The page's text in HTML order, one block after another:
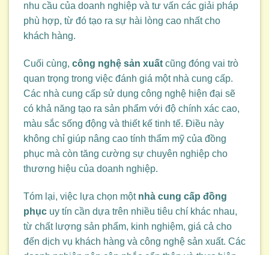
nhu cầu của doanh nghiệp và tư vấn các giải pháp
phù hợp, từ đó tạo ra sự hài lòng cao nhất cho
khách hàng.
Cuối cùng, công nghệ sản xuất cũng đóng vai trò
quan trọng trong việc đánh giá một nhà cung cấp.
Các nhà cung cấp sử dụng công nghệ hiện đại sẽ
có khả năng tạo ra sản phẩm với độ chính xác cao,
màu sắc sống động và thiết kế tinh tế. Điều này
không chỉ giúp nâng cao tính thẩm mỹ của đồng
phục mà còn tăng cường sự chuyên nghiệp cho
thương hiệu của doanh nghiệp.
Tóm lại, việc lựa chọn một nhà cung cấp đồng
phục uy tín cần dựa trên nhiều tiêu chí khác nhau,
từ chất lượng sản phẩm, kinh nghiệm, giá cả cho
đến dịch vụ khách hàng và công nghệ sản xuất. Các